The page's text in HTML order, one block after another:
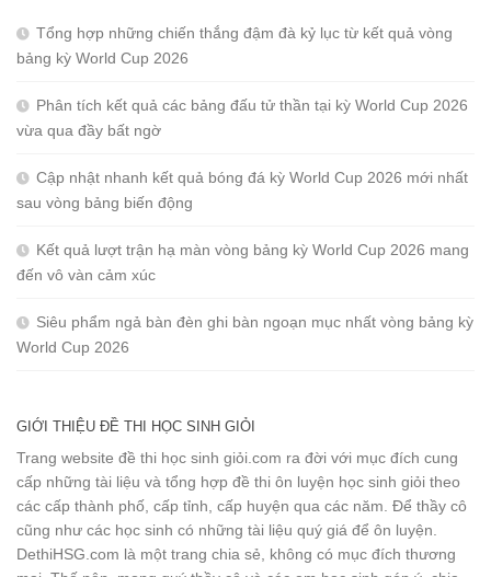
Tổng hợp những chiến thắng đậm đà kỷ lục từ kết quả vòng
bảng kỳ World Cup 2026
Phân tích kết quả các bảng đấu tử thần tại kỳ World Cup 2026
vừa qua đầy bất ngờ
Cập nhật nhanh kết quả bóng đá kỳ World Cup 2026 mới nhất
sau vòng bảng biến động
Kết quả lượt trận hạ màn vòng bảng kỳ World Cup 2026 mang
đến vô vàn cảm xúc
Siêu phẩm ngả bàn đèn ghi bàn ngoạn mục nhất vòng bảng kỳ
World Cup 2026
GIỚI THIỆU ĐỀ THI HỌC SINH GIỎI
Trang website đề thi học sinh giỏi.com ra đời với mục đích cung
cấp những tài liệu và tổng hợp đề thi ôn luyện học sinh giỏi theo
các cấp thành phố, cấp tỉnh, cấp huyện qua các năm. Để thầy cô
cũng như các học sinh có những tài liệu quý giá để ôn luyện.
DethiHSG.com là một trang chia sẻ, không có mục đích thương